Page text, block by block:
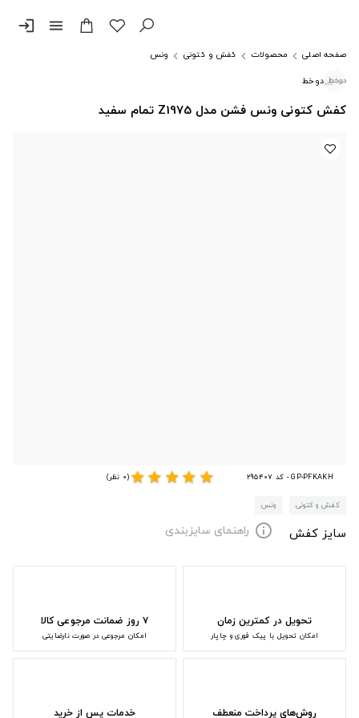
menu
login
صفحه اصلی محصولات کفش و کتونی
ونس
دوخط
کفش کتونی ونس فشن مدل Z1975 تمام سفید
GP-PFKAKH - کد 295407 star
star
star
star
star(0 نظر)
کفش و کتونی ونس
سایز کفش info راهنمای سایزبندی
تحویل در کمترین زمان
امکان تحویل با پیک فوری و چاپار
۷ روز ضمانت مرجوعی کالا
امکان مرجوعی در صورت نارضایتی
روش‌های پرداخت منعطف خدمات پس از خرید